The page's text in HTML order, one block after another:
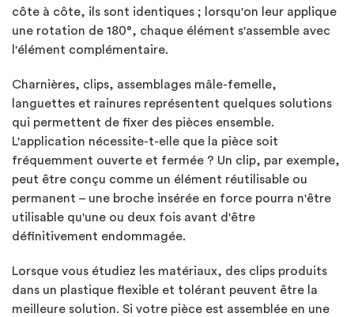
côte à côte, ils sont identiques ; lorsqu'on leur applique
une rotation de 180°, chaque élément s'assemble avec
l'élément complémentaire.
Charnières, clips, assemblages mâle-femelle,
languettes et rainures représentent quelques solutions
qui permettent de fixer des pièces ensemble.
L'application nécessite-t-elle que la pièce soit
fréquemment ouverte et fermée ? Un clip, par exemple,
peut être conçu comme un élément réutilisable ou
permanent – une broche insérée en force pourra n'être
utilisable qu'une ou deux fois avant d'être
définitivement endommagée.
Lorsque vous étudiez les matériaux, des clips produits
dans un plastique flexible et tolérant peuvent être la
meilleure solution. Si votre pièce est assemblée en une